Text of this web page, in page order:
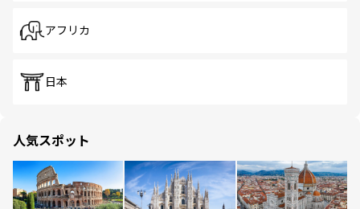
アフリカ
日本
人気スポット